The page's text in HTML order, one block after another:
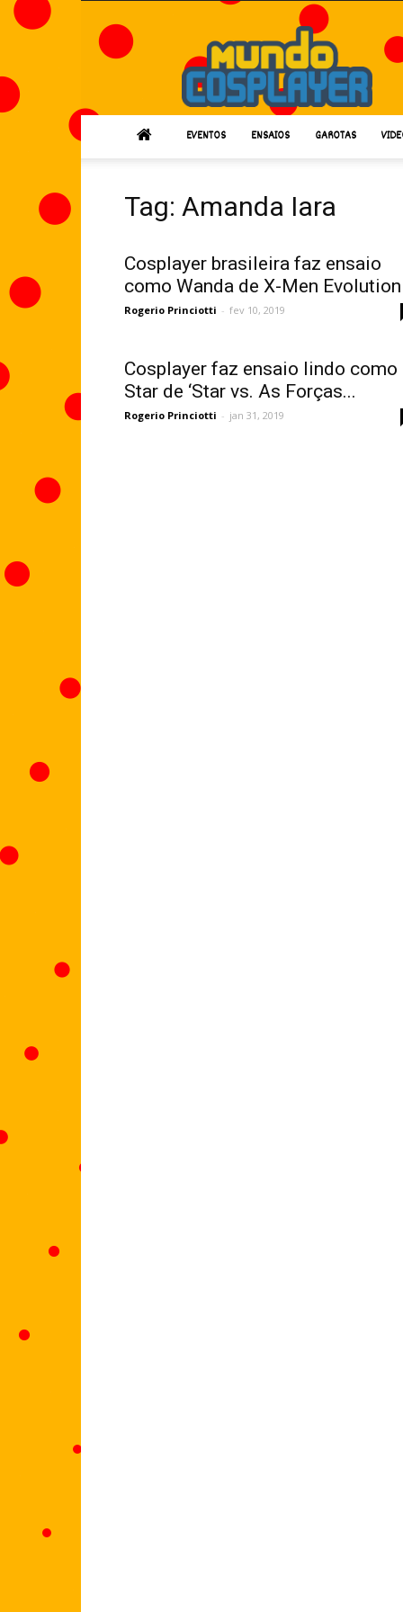
Cosplayer
EVENTOS ENSAIOS GAROTAS
Tag: Amanda Iara
Cosplayer brasileira faz ensaio
como Wanda de X-Men Evolution
Rogerio Princiotti - fev 10, 2019
Cosplayer faz ensaio lindo como
Star de ‘Star vs. As Forças...
Rogerio Princiotti - jan 31, 2019